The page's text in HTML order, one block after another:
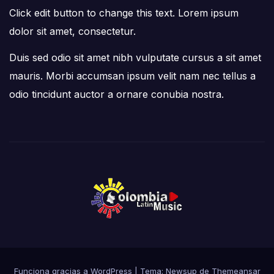
Click edit button to change this text. Lorem ipsum
dolor sit amet, consectetur.
Duis sed odio sit amet nibh vulputate cursus a sit amet
mauris. Morbi accumsan ipsum velit nam nec tellus a
odio tincidunt auctor a ornare conubia nostra.
Funciona gracias a WordPress Tema: Newsup de Themeansar